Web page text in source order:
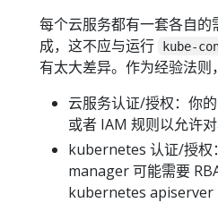
每个云服务都有一套各自
成，这不应与运行
kube-
有太大差异。作为经验法则
云服务认证/授权：你
或者 IAM 规则以允许
kubernetes 认证/授
manager 可能需要
kubernetes apiserver